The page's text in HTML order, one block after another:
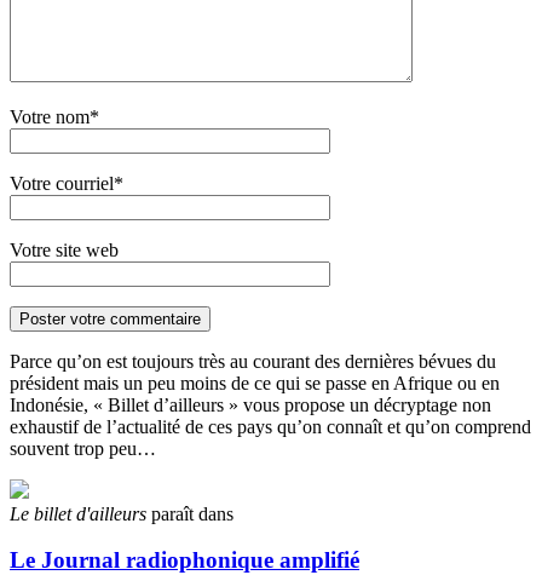
Votre nom*
Votre courriel*
Votre site web
Parce qu’on est toujours très au courant des dernières bévues du
président mais un peu moins de ce qui se passe en Afrique ou en
Indonésie, « Billet d’ailleurs » vous propose un décryptage non
exhaustif de l’actualité de ces pays qu’on connaît et qu’on comprend
souvent trop peu…
Le billet d'ailleurs paraît dans
Le Journal radiophonique amplifié